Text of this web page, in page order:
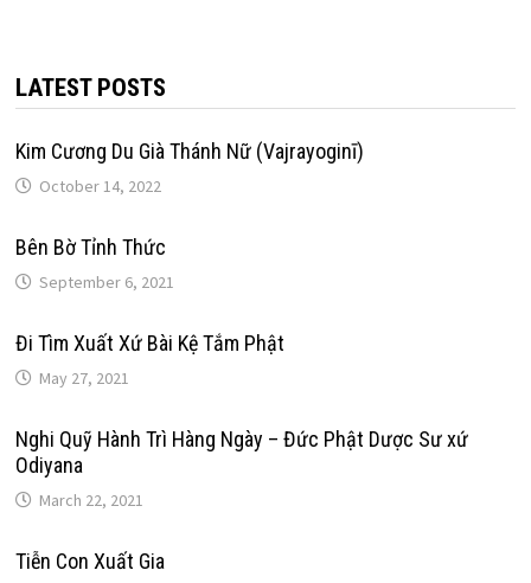
LATEST POSTS
Kim Cương Du Già Thánh Nữ (Vajrayoginī)
October 14, 2022
Bên Bờ Tỉnh Thức
September 6, 2021
Đi Tìm Xuất Xứ Bài Kệ Tắm Phật
May 27, 2021
Nghi Quỹ Hành Trì Hàng Ngày – Đức Phật Dược Sư xứ
Odiyana
March 22, 2021
Tiễn Con Xuất Gia